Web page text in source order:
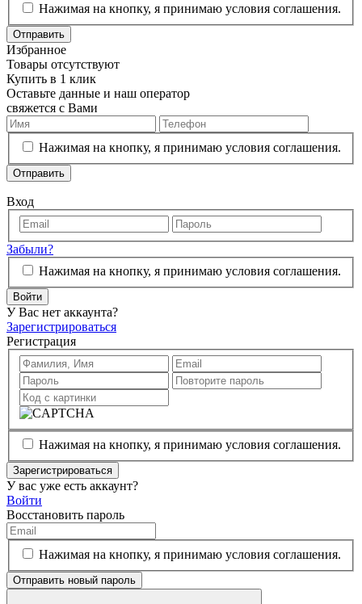
Нажимая на кнопку, я принимаю условия соглашения.
Отправить
Избранное
Товары отсутствуют
Купить в 1 клик
Оставьте данные и наш оператор
свяжется с Вами
Нажимая на кнопку, я принимаю условия соглашения.
Отправить
Вход
Забыли?
Нажимая на кнопку, я принимаю условия соглашения.
Войти
У Вас нет аккаунта?
Зарегистрироваться
Регистрация
Нажимая на кнопку, я принимаю условия соглашения.
Зарегистрироваться
У вас уже есть аккаунт?
Войти
Восстановить пароль
Нажимая на кнопку, я принимаю условия соглашения.
Отправить новый пароль